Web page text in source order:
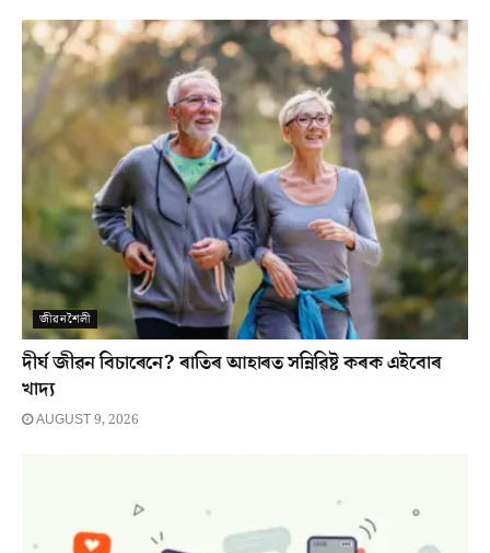
জীৱনশৈলী
দীৰ্ঘ জীৱন বিচাৰেনে? ৰাতিৰ আহাৰত সন্নিৱিষ্ট কৰক এইবোৰ
খাদ্য
AUGUST 9, 2026